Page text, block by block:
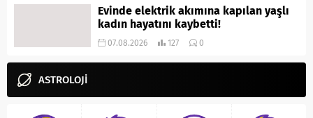
Evinde elektrik akımına kapılan yaşlı
kadın hayatını kaybetti!
07.08.2026 127 0
ASTROLOJİ